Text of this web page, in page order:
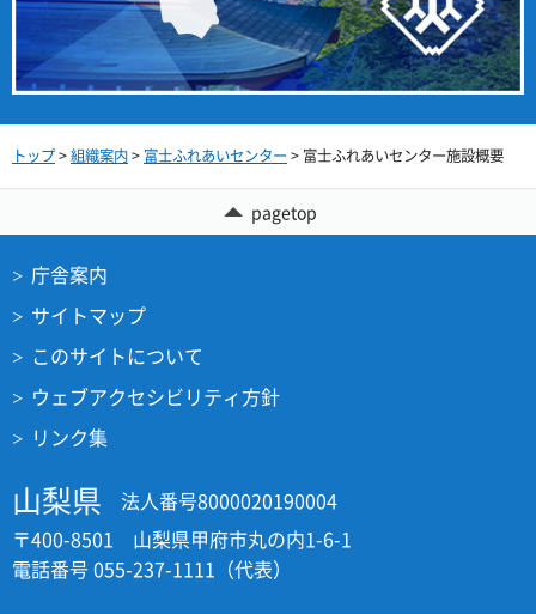
トップ>組織案内> 富士ふれあいセンター> 富士ふれあいセンター施設概要
pagetop
庁舎案内
サイトマップ
このサイトについて
ウェブアクセシビリティ方針
リンク集
山梨県
法人番号8000020190004
〒400-8501 山梨県甲府市丸の内1-6-1
電話番号 055-237-1111（代表）